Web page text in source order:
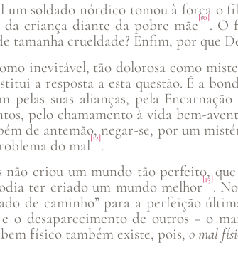
soldado nórdico tomou à força o
da criança diante da pobre mãe[10]. O
tamanha crueldade? Enfim, por que
inevitável, tão dolorosa como
a resposta a esta questão. É a
suas alianças, pela
pelo chamamento à vida bem-
de antemão, negar-se, por um
do mal[12].
criou um mundo tão perfeito,
ter criado um mundo melhor[13] .
de caminho” para a perfeição
o desaparecimento de outros − o
bem físico também existe, pois,o mal